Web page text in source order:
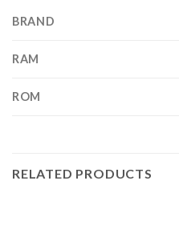
BRAND
RAM
ROM
RELATED PRODUCTS